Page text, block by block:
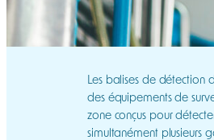
Les balises de détection
des équipements de
zone conçus pour
simultanément plusieurs